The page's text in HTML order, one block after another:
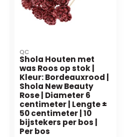
QC
Shola Houten met
was Roos op stok |
Kleur: Bordeauxrood |
Shola New Beauty
Rose | Diameter 6
centimeter | Lengte ±
50 centimeter | 10
bijstekers per bos |
Per bos